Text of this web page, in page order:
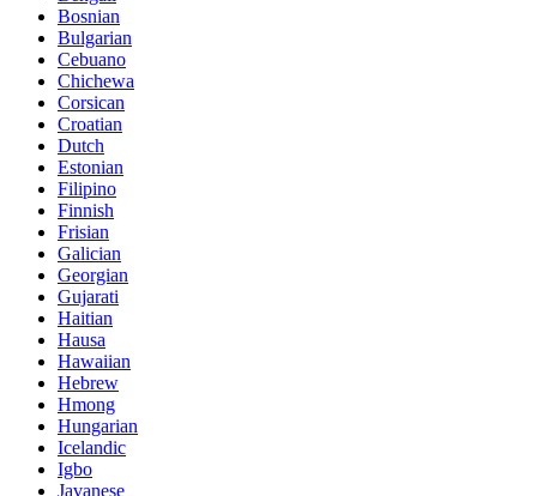
Bosnian
Bulgarian
Cebuano
Chichewa
Corsican
Croatian
Dutch
Estonian
Filipino
Finnish
Frisian
Galician
Georgian
Gujarati
Haitian
Hausa
Hawaiian
Hebrew
Hmong
Hungarian
Icelandic
Igbo
Javanese